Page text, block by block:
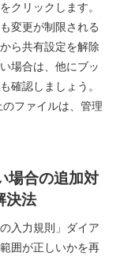
クリックします。
変更が制限される
ら共有設定を解除
場合は、他にブッ
確認しましょう。
ファイルは、管理
場合の追加対
決法
入力規則」ダイア
囲が正しいかを再